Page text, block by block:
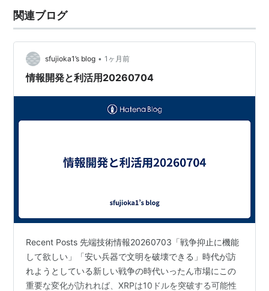
世界で認められたNS SPORTS DNAを惜しみなく投入、
さらにスポーツマインドに響く性能と表現・質感で新た
なドライビングシーンを提案するNSが、全てのドライ
バーにささげるアフター用品ブランド。それが「Defi」
です。
公式HP：http://www.nippon-seiki.co.jp/defi/
関連ブログ
sfujioka1’s blog • 1ヶ月前
情報開発と利活用20260704
Recent Posts 先端技術情報20260703「戦争抑止に機能
して欲しい」「安い兵器で文明を破壊できる」時代が訪
れようとしている新しい戦争の時代いったん市場にこの
重要な変化が訪れれば、XRPは10ドルを突破する可能性